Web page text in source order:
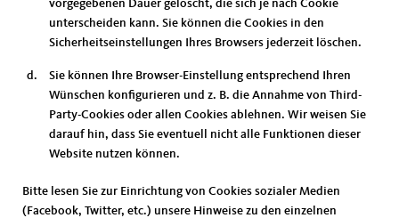
vorgegebenen Dauer gelöscht, die sich je nach Cookie
unterscheiden kann. Sie können die Cookies in den
Sicherheitseinstellungen Ihres Browsers jederzeit löschen.
Sie können Ihre Browser-Einstellung entsprechend Ihren
Wünschen konfigurieren und z. B. die Annahme von Third-
Party-Cookies oder allen Cookies ablehnen. Wir weisen Sie
darauf hin, dass Sie eventuell nicht alle Funktionen dieser
Website nutzen können.
Bitte lesen Sie zur Einrichtung von Cookies sozialer Medien
(Facebook, Twitter, etc.) unsere Hinweise zu den einzelnen